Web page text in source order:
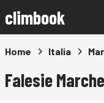
climbook
Home Italia
Falesie Marche